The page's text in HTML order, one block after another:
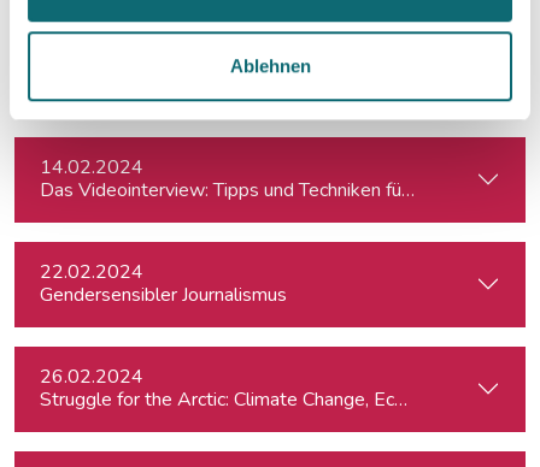
Ablehnen
14.02.2024
Das Videointerview: Tipps und Techniken für TV und Web
22.02.2024
Gendersensibler Journalismus
26.02.2024